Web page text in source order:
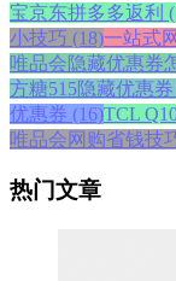
宝京东拼多多返利
小技巧 (18)一站式
唯品会隐藏优惠券
方糖515隐藏优惠券
优惠券 (16)TCL
唯品会网购省钱技
热门文章